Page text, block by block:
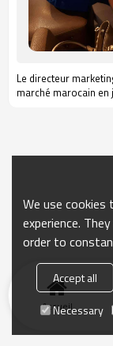
Le directeur
marché marocain en
Accueil
We use
experience.
order to
Accept all
Necessary